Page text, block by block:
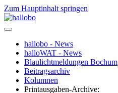
Zum Hauptinhalt springen
hallobo - News
halloWAT - News
Blaulichtmeldungen Bochum
Beitragsarchiv
Kolumnen
Printausgaben-Archive: